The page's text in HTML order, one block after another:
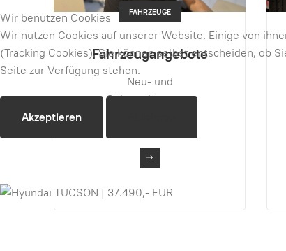
WERKSTATT
Aktuelle Aktionen
Willkommen in unserer
Service Welt!
Wir benutzen Cookies
Wir nutzen Cookies auf unserer Website. Einige von
(Tracking Cookies). Sie können selbst entscheiden, ob
Seite zur Verfügung stehen.
Akzeptieren